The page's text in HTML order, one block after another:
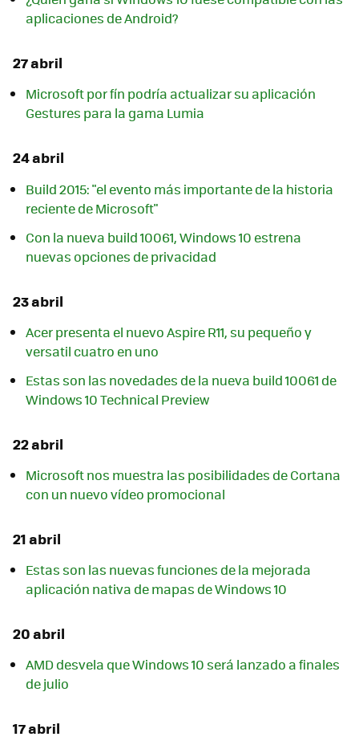
aplicaciones de Android?
27 abril
Microsoft por fín podría actualizar su aplicación
Gestures para la gama Lumia
24 abril
Build 2015: "el evento más importante de la historia
reciente de Microsoft"
Con la nueva build 10061, Windows 10 estrena
nuevas opciones de privacidad
23 abril
Acer presenta el nuevo Aspire R11, su pequeño y
versatil cuatro en uno
Estas son las novedades de la nueva build 10061 de
Windows 10 Technical Preview
22 abril
Microsoft nos muestra las posibilidades de Cortana
con un nuevo vídeo promocional
21 abril
Estas son las nuevas funciones de la mejorada
aplicación nativa de mapas de Windows 10
20 abril
AMD desvela que Windows 10 será lanzado a finales
de julio
17 abril